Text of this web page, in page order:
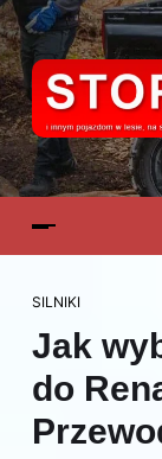
SILNIKI
Jak
do